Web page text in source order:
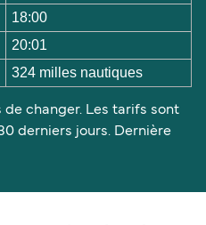
18:00
20:01
324 milles nautiques
changer. Les tarifs sont
derniers jours. Dernière